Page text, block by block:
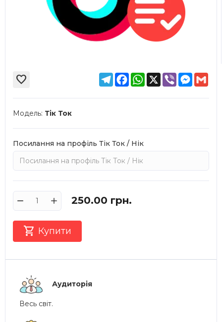
 TelegramFacebookWhatsApp
X Viber
Модель: Тік Ток
Посилання на профіль Тік Ток / Нік
250.00 грн.
 Купити
Аудиторія
Весь світ.